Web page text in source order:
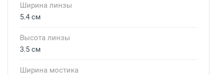
Ширина линзы
5.4 см
Высота линзы
3.5 см
Ширина мостика